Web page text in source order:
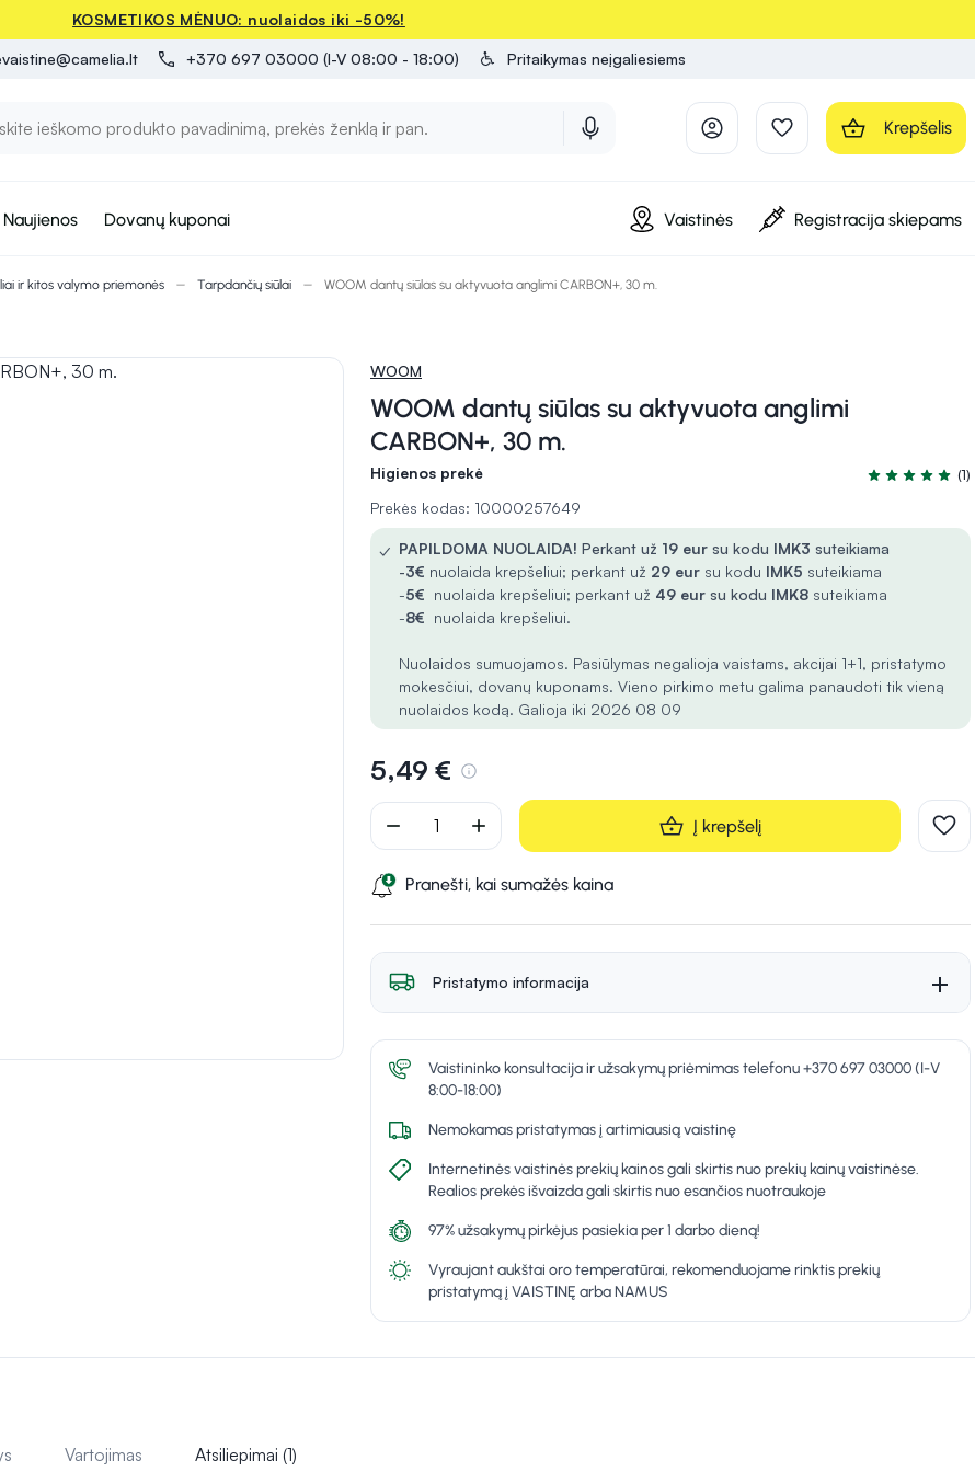
KOSMETIKOS MĖNUO: nuolaidos iki -50%!
+370 697 03000 (I-V 08:00 - 18:00) Pritaikymas neįgaliesiems
Krepšelis
Naujienos Dovanų kuponai Vaistinės Registracija skiepams
ir kitos valymo priemonės Tarpdančių siūlai WOOM dantų siūlas su aktyvuota anglimi CARBON+, 30 m.
WOOM
WOOM dantų siūlas su aktyvuota anglimi
CARBON+, 30 m.
Higienos prekė
Įvertinimas
(1)
Prekės kodas: 10000257649
✓ PAPILDOMA NUOLAIDA! Perkant už 19 eur su kodu IMK3 suteikiama
-3€ nuolaida krepšeliui; perkant už 29 eur su kodu IMK5 suteikiama
-5€ nuolaida krepšeliui; perkant už 49 eur su kodu IMK8 suteikiama
-8€ nuolaida krepšeliui.
Nuolaidos sumuojamos. Pasiūlymas negalioja vaistams, akcijai 1+1, pristatymo
mokesčiui, dovanų kuponams. Vieno pirkimo metu galima panaudoti tik vieną
nuolaidos kodą. Galioja iki 2026 08 09
5,49 €
remove add Į krepšelį
Pranešti, kai sumažės kaina
Pristatymo informacija
Vaistininko konsultacija ir užsakymų priėmimas telefonu +370 697 03000 (I-V
8:00-18:00)
Nemokamas pristatymas į artimiausią vaistinę
Internetinės vaistinės prekių kainos gali skirtis nuo prekių kainų vaistinėse.
Realios prekės išvaizda gali skirtis nuo esančios nuotraukoje
97% užsakymų pirkėjus pasiekia per 1 darbo dieną!
Vyraujant aukštai oro temperatūrai, rekomenduojame rinktis prekių
pristatymą į VAISTINĘ arba NAMUS
Vartojimas Atsiliepimai (1)